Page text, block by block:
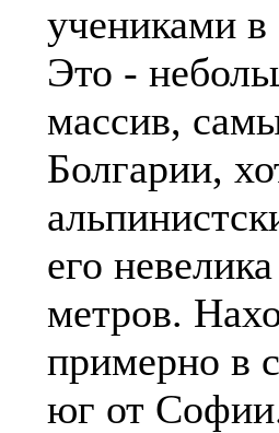
учениками
Это -
массив,
Болгарии,
его
метров.
примерно в
юг от